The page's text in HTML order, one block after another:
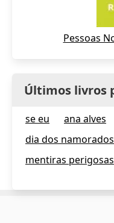
Pessoas
Últimos livros
se eu ana alves
dia dos
mentiras perigosas